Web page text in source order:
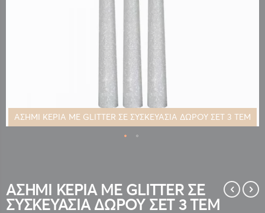
ΑΣΗΜΙ ΚΕΡΙΑ ΜΕ GLITTER ΣΕ ΣΥΣΚΕΥΑΣΙΑ ΔΩΡΟΥ ΣΕΤ 3 ΤΕΜ
της
συλλογής
εικόνων
ΑΣΗΜΙ ΚΕΡΙΑ ΜΕ GLITTER ΣΕ
ΣΥΣΚΕΥΑΣΙΑ ΔΩΡΟΥ ΣΕΤ 3 ΤΕΜ